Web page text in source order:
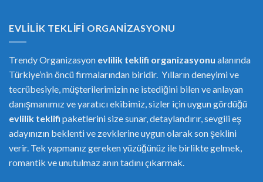
EVLILIK TEKLIFI ORGANIZASYONU
Trendy Organizasyon evlilik teklifi organizasyonu alanında
Türkiye’nin öncü firmalarından biridir. Yılların deneyimi ve
tecrübesiyle, müşterilerimizin ne istediğini bilen ve anlayan
danışmanımız ve yaratıcı ekibimiz, sizler için uygun gördüğü
evlilik teklifi paketlerini size sunar, detaylandırır, sevgili eş
adayınızın beklenti ve zevklerine uygun olarak son şeklini
verir. Tek yapmanız gereken yüzüğünüz ile birlikte gelmek,
romantik ve unutulmaz anın tadını çıkarmak.